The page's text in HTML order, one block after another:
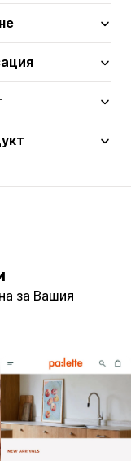
за Вашия